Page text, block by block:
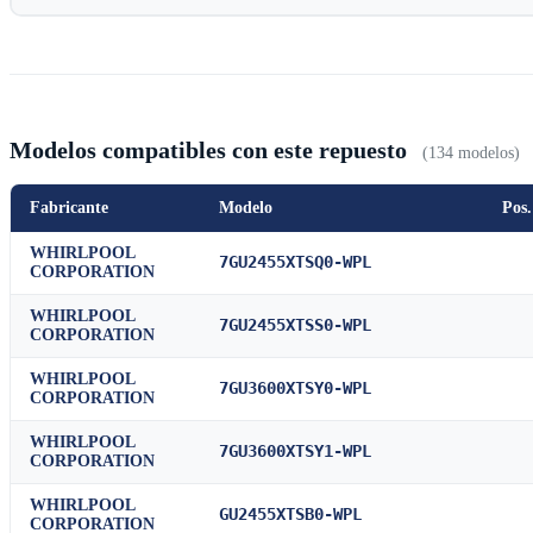
Modelos compatibles con este repuesto (134 modelos)
Fabricante Modelo Pos.
WHIRLPOOL
CORPORATION
7GU2455XTSQ0-WPL
WHIRLPOOL
CORPORATION
7GU2455XTSS0-WPL
WHIRLPOOL
CORPORATION
7GU3600XTSY0-WPL
WHIRLPOOL
CORPORATION
7GU3600XTSY1-WPL
WHIRLPOOL
CORPORATION
GU2455XTSB0-WPL